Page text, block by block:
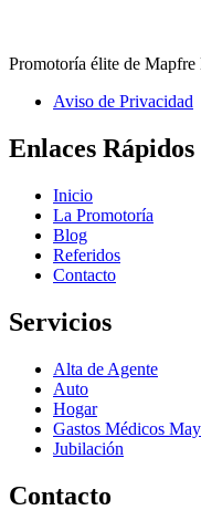
Promotoría élite de Mapfre
Aviso de Privacidad
Enlaces Rápidos
Inicio
La Promotoría
Blog
Referidos
Contacto
Servicios
Alta de Agente
Auto
Hogar
Gastos Médicos
Jubilación
Contacto